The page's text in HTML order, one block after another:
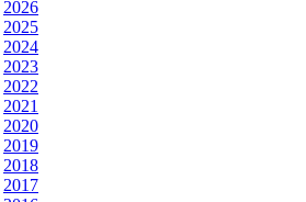
2026
2025
2024
2023
2022
2021
2020
2019
2018
2017